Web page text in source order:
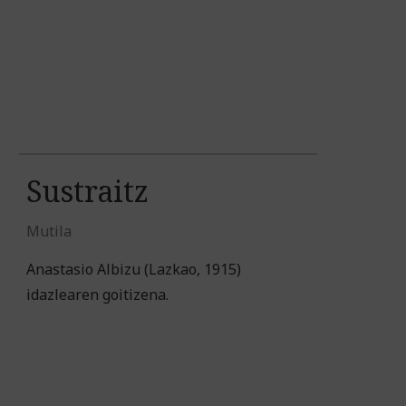
Sustraitz
Mutila
Anastasio Albizu (Lazkao, 1915)
idazlearen goitizena.